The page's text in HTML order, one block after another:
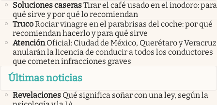
Soluciones caserasTirar el café usado en el inodoro: para
qué sirve y por qué lo recomiendan
TrucoRociar vinagre en el parabrisas del coche: por qué
recomiendan hacerlo y para qué sirve
Atención Oficial: Ciudad de México, Querétaro y Veracruz
anularán la licencia de conducir a todos los conductores
que cometen infracciones graves
Últimas noticias
Revelaciones Qué significa soñar con una ley, según la